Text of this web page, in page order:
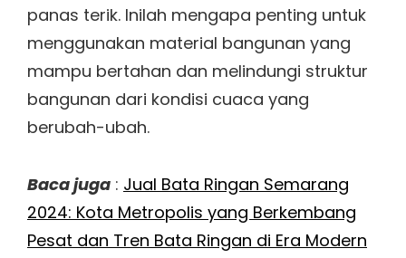
panas terik. Inilah mengapa penting untuk
menggunakan material bangunan yang
mampu bertahan dan melindungi struktur
bangunan dari kondisi cuaca yang
berubah-ubah.
Baca juga : Jual Bata Ringan Semarang
2024: Kota Metropolis yang Berkembang
Pesat dan Tren Bata Ringan di Era Modern